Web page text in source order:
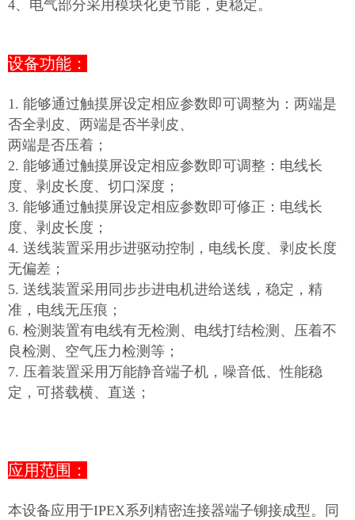
4、电气部分采用模块化更节能，更稳定。
设备功能：
1. 能够通过触摸屏设定相应参数即可调整为：两端是
否全剥皮、两端是否半剥皮、
两端是否压着；
2. 能够通过触摸屏设定相应参数即可调整：电线长
度、剥皮长度、切口深度；
3. 能够通过触摸屏设定相应参数即可修正：电线长
度、剥皮长度；
4. 送线装置采用步进驱动控制，电线长度、剥皮长度
无偏差；
5. 送线装置采用同步步进电机进给送线，稳定，精
准，电线无压痕；
6. 检测装置有电线有无检测、电线打结检测、压着不
良检测、空气压力检测等；
7. 压着装置采用万能静音端子机，噪音低、性能稳
定，可搭载横、直送；
应用范围：
本设备应用于IPEX系列精密连接器端子铆接成型。同